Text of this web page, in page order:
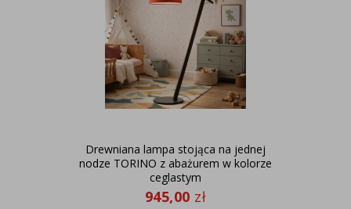
Drewniana lampa stojąca na jednej
nodze TORINO z abażurem w kolorze
ceglastym
945,00 zł